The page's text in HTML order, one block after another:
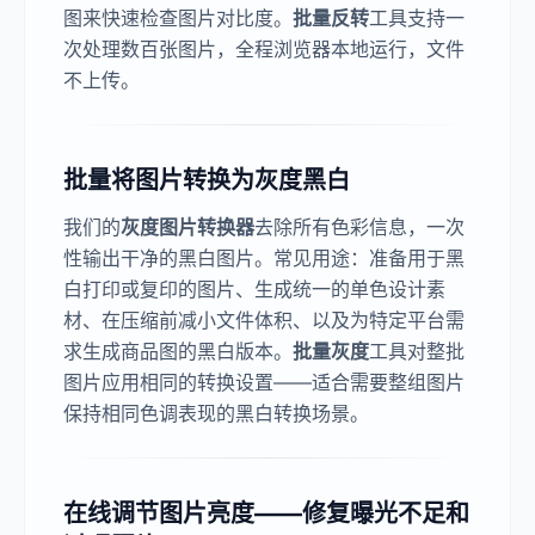
图来快速检查图片对比度。 批量反转工具支持一
次处理数百张图片，全程浏览器本地运行，文件
不上传。
批量将图片转换为灰度黑白
我们的灰度图片转换器去除所有色彩信息，一次
性输出干净的黑白图片。常见用途：准备用于黑
白打印或复印的图片、生成统一的单色设计素
材、在压缩前减小文件体积、以及为特定平台需
求生成商品图的黑白版本。 批量灰度工具对整批
图片应用相同的转换设置——适合需要整组图片
保持相同色调表现的黑白转换场景。
在线调节图片亮度——修复曝光不足和